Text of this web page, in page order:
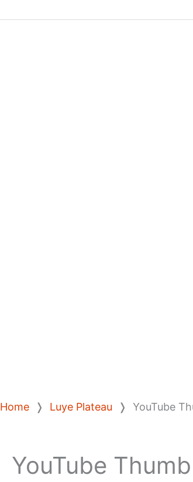
Home ❭ Luye Plateau ❭ YouTube
YouTube